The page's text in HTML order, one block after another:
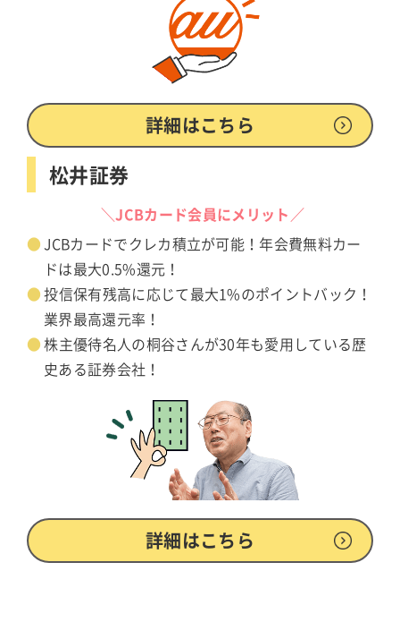
詳細はこちら
松井証券
＼JCBカード会員にメリット／
JCBカードでクレカ積立が可能！年会費無料カー
ドは最大0.5%還元！
投信保有残高に応じて最大1%のポイントバック！
業界最高還元率！
株主優待名人の桐谷さんが30年も愛用している歴
史ある証券会社！
詳細はこちら